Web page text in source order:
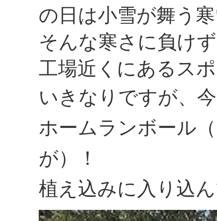
の日は小雪が舞う
そんな寒さに負け
工場近くにあるス
いきなりですが、
ホームランボール
が）！
植え込みに入り込